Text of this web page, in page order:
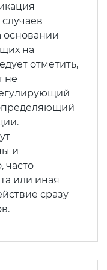
основании
на
отметить,
не
и
часто
или иная
сразу